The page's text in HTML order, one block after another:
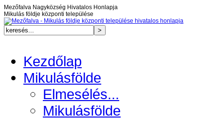
Mezőfalva Nagyközség Hivatalos Honlapja
Mikulás földje központi települése
Kezdőlap
Mikulásfölde
Elmesélés...
Mikulásfölde